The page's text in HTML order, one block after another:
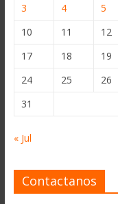
3
4 5
10
11 12
17
18 19
24
25 26
31
« Jul
Contactanos